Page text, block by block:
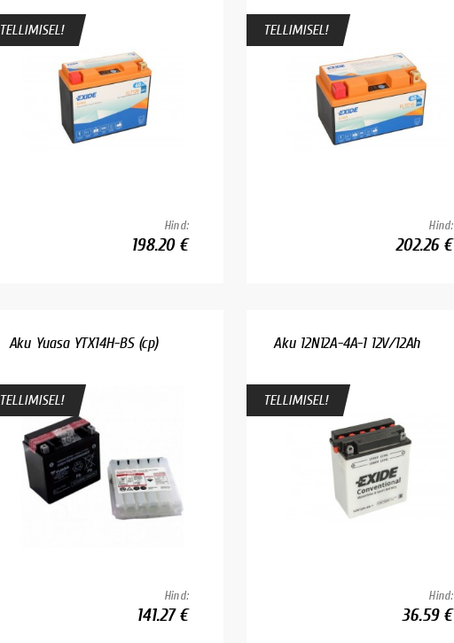
TELLIMISEL!
Hind:
198.20 €
TELLIMISEL!
Hind:
202.26 €
Aku Yuasa YTX14H-BS (cp)
TELLIMISEL!
Hind:
141.27 €
Aku 12N12A-4A-1 12V/12Ah
TELLIMISEL!
Hind:
36.59 €